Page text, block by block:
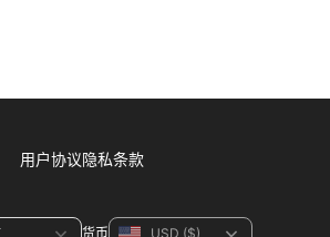
用户协议隐私条款
货币